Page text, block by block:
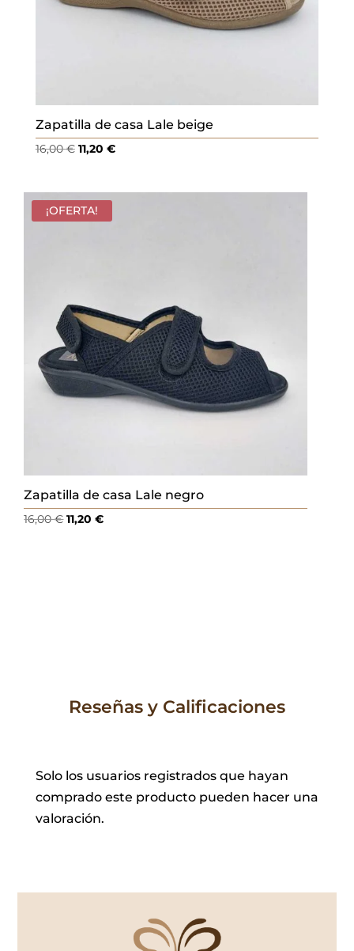
Zapatilla de casa Lale beige
16,00€ El
original
era:
11,20 €El
actual
¡OFERTA!
Zapatilla de casa Lale negro
16,00€El
11,20€El
Reseñas y Calificaciones
Solo los usuarios registrados que hayan
comprado este producto pueden hacer una
valoración.